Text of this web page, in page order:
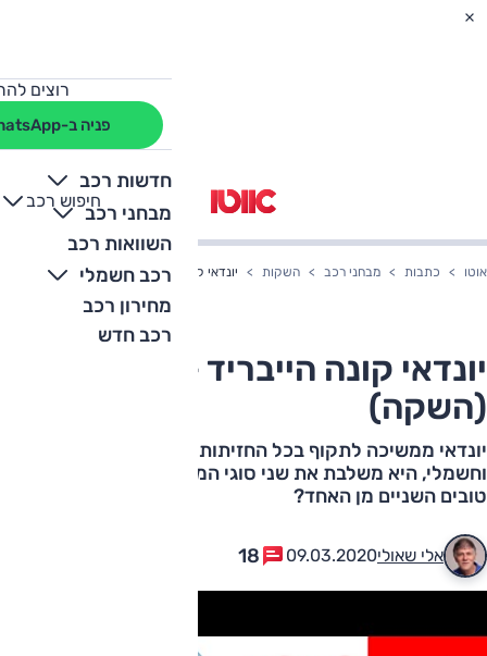
רוצים
פניה ב-WhatsApp
חדשות רכב
מבחני רכב
השוואות רכב
רכב חשמלי
מחירון רכב
רכב חדש
חיפוש רכב
+
-
אוטו כתבות מבחני רכב השקות יונדאי קונה הייבריד - מבחן דרכים (השקה)
יונדאי קונה הייבריד - מבחן דרכים
(השקה)
יונדאי ממשיכה לתקוף בכל החזיתות ואחרי קונה בנזין
וחשמלי, היא משלבת את שני סוגי המנועים לגרסת כלאיים.
טובים השניים מן האחד?
אלי שאולי09.03.2020
18